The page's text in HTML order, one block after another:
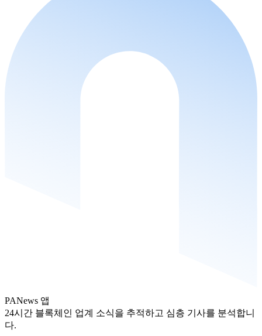
PANews 앱
24시간 블록체인 업계 소식을 추적하고 심층 기사를 분석합니
다.